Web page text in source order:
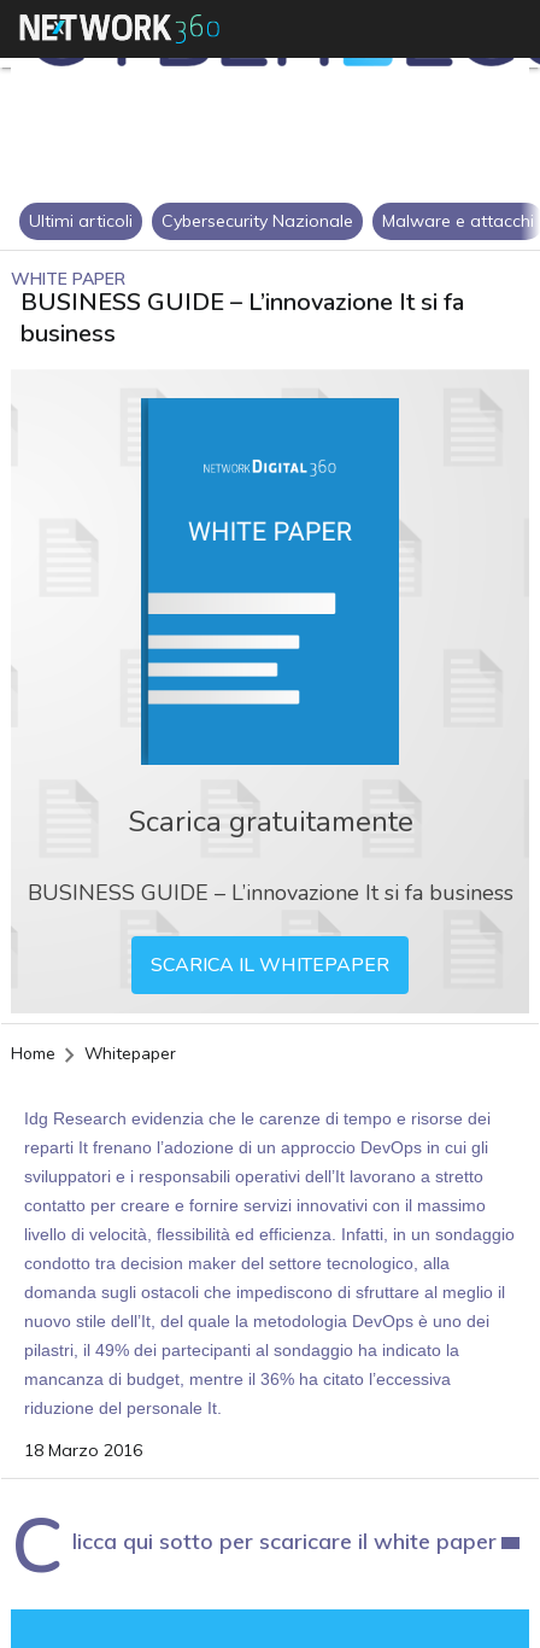
Ultimi articoli Cybersecurity Nazionale Malware e attacchi
WHITE PAPER
BUSINESS GUIDE – L’innovazione It si fa
business
Scarica gratuitamente
BUSINESS GUIDE – L’innovazione It si fa business
SCARICA IL WHITEPAPER
Home Whitepaper
Idg Research evidenzia che le carenze di tempo e risorse dei
reparti It frenano l’adozione di un approccio DevOps in cui gli
sviluppatori e i responsabili operativi dell’It lavorano a stretto
contatto per creare e fornire servizi innovativi con il massimo
livello di velocità, flessibilità ed efficienza. Infatti, in un sondaggio
condotto tra decision maker del settore tecnologico, alla
domanda sugli ostacoli che impediscono di sfruttare al meglio il
nuovo stile dell’It, del quale la metodologia DevOps è uno dei
pilastri, il 49% dei partecipanti al sondaggio ha indicato la
mancanza di budget, mentre il 36% ha citato l’eccessiva
riduzione del personale It.
18 Marzo 2016
C licca qui sotto per scaricare il white paper